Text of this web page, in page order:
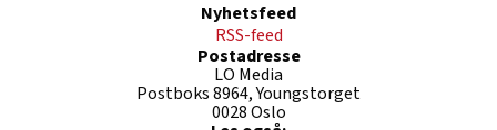
Nyhetsfeed
RSS-feed
Postadresse
LO Media
Postboks 8964, Youngstorget
0028 Oslo